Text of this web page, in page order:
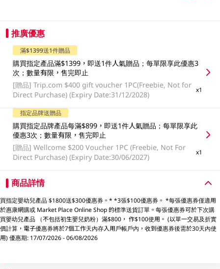
推廣優惠
滿$1399送1件贈品
購買指定產品滿$1399，即送1件人氣贈品；每單限享此優惠3
次；數量有限，售完即止
[贈品]Trip.com $400 gift voucher 1PC(Freebie, Not for
Direct Purchase) (Expiry Date:31/12/2028)
x1
指定品牌送贈品
購買指定品牌產品每滿$899，即送1件人氣贈品；每單限享此
優惠3次；數量有限，售完即止
[贈品]Wellcome $200 Voucher 1PC (Freebie, Not For
Direct Purchase) (Expiry Date:30/06/2027)
x1
商品詳情
買指定嬰幼兒產品 $1800送$300優惠券。* *3張$100優惠券。 *每張優惠券僅適用
於惠康網購或 Market Place Online Shop 的標準送貨訂單。每張優惠券可於下次購
買嬰幼兒產品 （不包括初生嬰兒奶粉）滿$800， 作$100使用。 (以單一交易及折實
價計算，電子優惠券將於7個工作天內存入用戶帳戶內，收到優惠券後需於30天內使
用) 優惠期: 17/07/2026 - 06/08/2026